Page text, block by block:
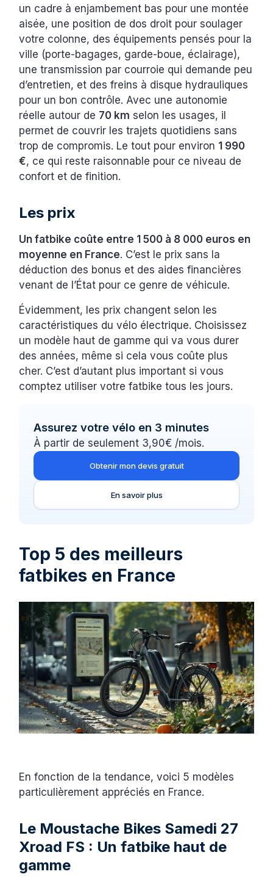
un cadre à enjambement bas pour une montée
aisée, une position de dos droit pour soulager
votre colonne, des équipements pensés pour la
ville (porte-bagages, garde-boue, éclairage),
une transmission par courroie qui demande peu
d’entretien, et des freins à disque hydrauliques
pour un bon contrôle. Avec une autonomie
réelle autour de 70 km selon les usages, il
permet de couvrir les trajets quotidiens sans
trop de compromis. Le tout pour environ 1 990
€, ce qui reste raisonnable pour ce niveau de
confort et de finition.
Les prix
Un fatbike coûte entre 1 500 à 8 000 euros en
moyenne en France. C’est le prix sans la
déduction des bonus et des aides financières
venant de l’État pour ce genre de véhicule.
Évidemment, les prix changent selon les
caractéristiques du vélo électrique. Choisissez
un modèle haut de gamme qui va vous durer
des années, même si cela vous coûte plus
cher. C’est d’autant plus important si vous
comptez utiliser votre fatbike tous les jours.
Assurez votre vélo en 3 minutes
À partir de seulement 3,90€ /mois.
Obtenir mon devis gratuit
En savoir plus
Top 5 des meilleurs
fatbikes en France
En fonction de la tendance, voici 5 modèles
particulièrement appréciés en France.
Le Moustache Bikes Samedi 27
Xroad FS : Un fatbike haut de
gamme